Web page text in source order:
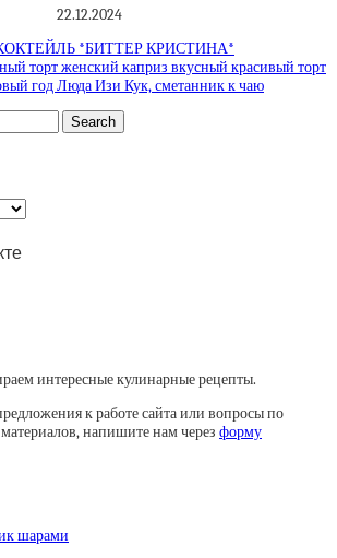
22.12.2024
*БИТТЕР КРИСТИНА*
торт женский каприз вкусный красивый торт
год Люда Изи Кук, сметанник к чаю
интересные кулинарные рецепты.
к работе сайта или вопросы по
напишите нам через форму
шарами